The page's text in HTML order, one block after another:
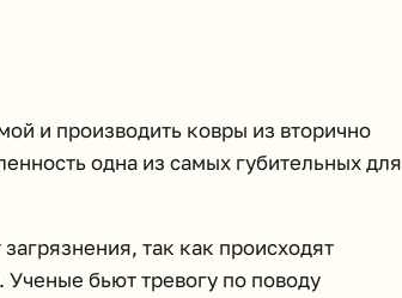
и производить ковры из вторично
одна из самых губительных для
так как происходят
бьют тревогу по поводу